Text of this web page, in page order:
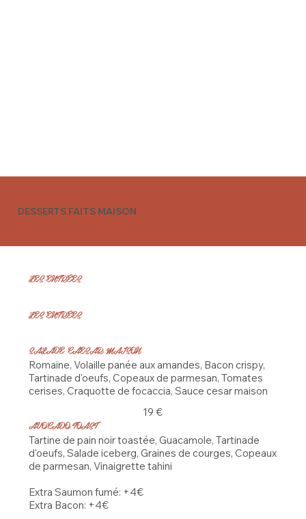
DESSERTS FAITS MAISON
LES ENTRÉES
LES ENTRÉES
SALADE CAESAR MAISON
Romaine, Volaille panée aux amandes, Bacon crispy,
Tartinade d'oeufs, Copeaux de parmesan, Tomates
cerises, Craquotte de focaccia, Sauce cesar maison
19 €
AVOCADO TOAST
Tartine de pain noir toastée, Guacamole, Tartinade
d'oeufs, Salade iceberg, Graines de courges, Copeaux
de parmesan, Vinaigrette tahini
Extra Saumon fumé: +4€
Extra Bacon: +4€